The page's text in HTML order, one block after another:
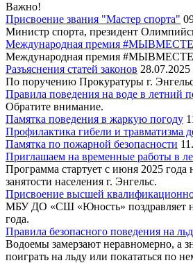
Важно!
Присвоение звания "Мастер спорта"
Министр спорта, президент
Международная премия #МЫВМЕСТЕ
Международная премия #МЫВМЕСТЕ
Разъяснения статей законов 28.07.2025
По поручению Прокуратуры г.
Правила поведения на воде в летний
Обратите внимание.
Памятка поведения в жаркую погоду
Профилактика гибели и травматизма
Памятка по пожарной безопасности
Приглашаем на временные работы в
Программа стартует с июня 2025
занятости населения г. Энгельс.
Присвоение высшей
МБУ ДО «СШ «Юность» поздравляет
года.
Правила безопасного поведения на
Водоемы замерзают неравномерно, а
поиграть на льду или покататься по